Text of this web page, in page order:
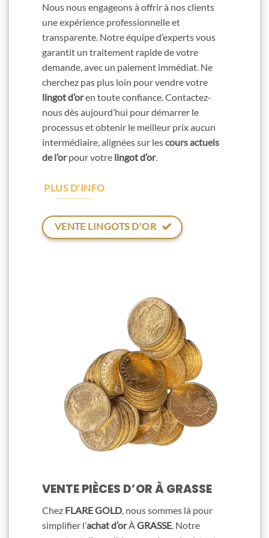
Nous nous engageons à offrir à nos clients
une expérience professionnelle et
transparente. Notre équipe d’experts vous
garantit un traitement rapide de votre
demande, avec un paiement immédiat. Ne
cherchez pas plus loin pour vendre votre
lingot d’oren toute confiance. Contactez-
nous dès aujourd’hui pour démarrer le
processus et obtenir le meilleur prix aucun
intermédiaire, alignées sur lescours actuels
de l’orpour votre lingot d’or.
PLUS D'INFO
VENTE LINGOTS D'OR
VENTE PIÈCES D’OR À GRASSE
Chez FLARE GOLD , nous sommes là pour
simplifier l’achat d’orÀ GRASSE . Notre